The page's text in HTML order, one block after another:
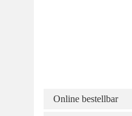
Online bestellbar